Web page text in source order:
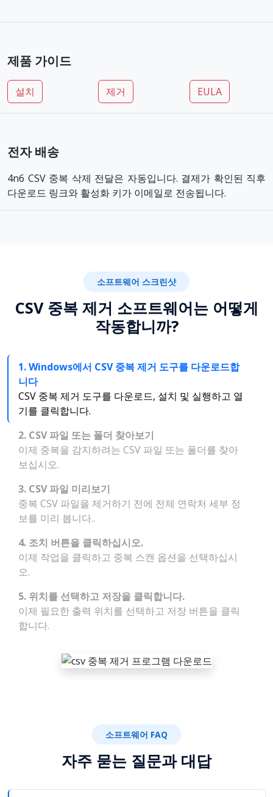
제품 가이드
설치 제거 EULA
전자 배송
4n6 CSV 중복 삭제 전달은 자동입니다. 결제가 확인된 직후
다운로드 링크와 활성화 키가 이메일로 전송됩니다.
소프트웨어 스크린샷
CSV 중복 제거 소프트웨어는 어떻게
작동합니까?
1. Windows에서 CSV 중복 제거 도구를 다운로드합
니다
CSV 중복 제거 도구를 다운로드, 설치 및 실행하고 열
기를 클릭합니다.
2. CSV 파일 또는 폴더 찾아보기
이제 중복을 감지하려는 CSV 파일 또는 폴더를 찾아
보십시오.
3. CSV 파일 미리보기
중복 CSV 파일을 제거하기 전에 전체 연락처 세부 정
보를 미리 봅니다..
4. 조치 버튼을 클릭하십시오.
이제 작업을 클릭하고 중복 스캔 옵션을 선택하십시
오.
5. 위치를 선택하고 저장을 클릭합니다.
이제 필요한 출력 위치를 선택하고 저장 버튼을 클릭
합니다.
소프트웨어 FAQ
자주 묻는 질문과 대답